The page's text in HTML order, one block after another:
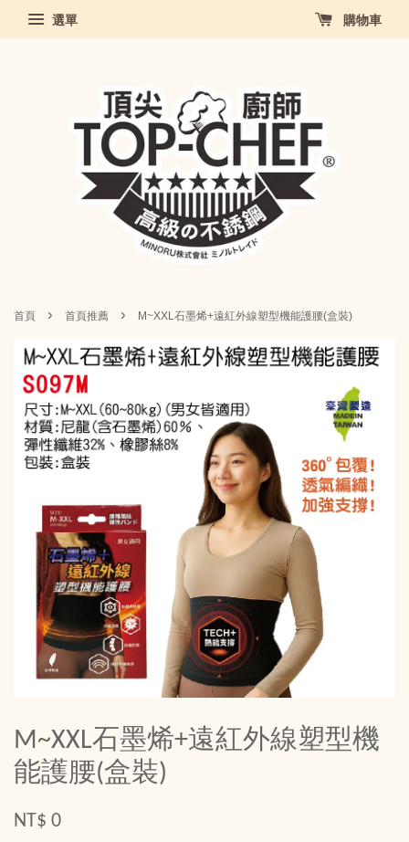
選單 購物車
首頁 › 首頁推薦 › M~XXL石墨烯+遠紅外線塑型機能護腰(盒裝)
M~XXL石墨烯+遠紅外線塑型機
能護腰(盒裝)
NT$ 0